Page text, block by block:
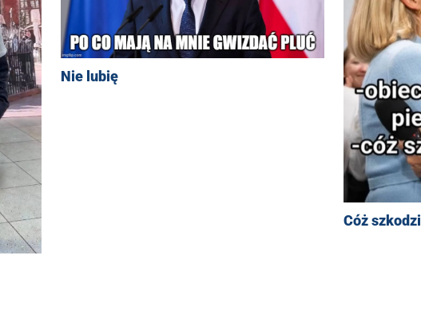
Nie lubię
Cóż szkodzi